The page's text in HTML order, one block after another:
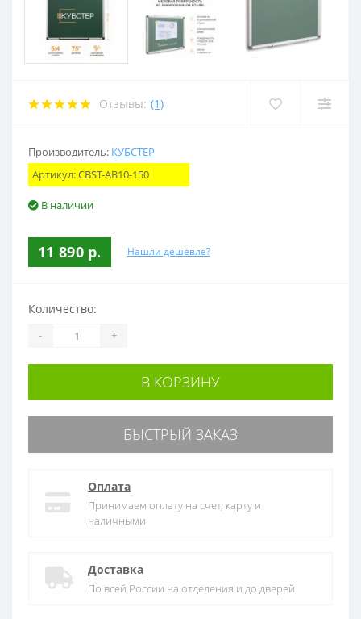
Отзывы: (1)
Производитель: КУБСТЕР
Артикул:CBST-AB10-150
В наличии
11 890 р. Нашли дешевле?
Количество:
- +
В КОРЗИНУ
БЫСТРЫЙ ЗАКАЗ
Оплата
Принимаем оплату на счет, карту и
наличными
Доставка
По всей России на отделения и до дверей